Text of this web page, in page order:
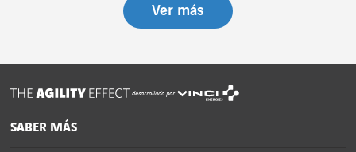
Ver más
desarrollado por
SABER MÁS